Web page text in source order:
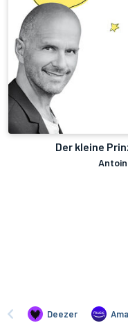
Der kleine
Deezer